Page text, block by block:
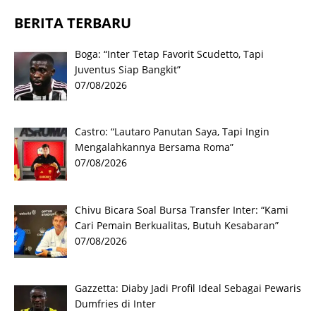
BERITA TERBARU
Boga: “Inter Tetap Favorit Scudetto, Tapi
Juventus Siap Bangkit”
07/08/2026
Castro: “Lautaro Panutan Saya, Tapi Ingin
Mengalahkannya Bersama Roma”
07/08/2026
Chivu Bicara Soal Bursa Transfer Inter: “Kami
Cari Pemain Berkualitas, Butuh Kesabaran”
07/08/2026
Gazzetta: Diaby Jadi Profil Ideal Sebagai Pewaris
Dumfries di Inter